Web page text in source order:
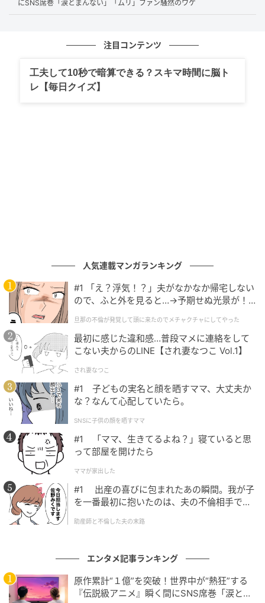
自然と高まり、感情移入が促進されます。
さらに、宮沢賢治作品特有のテーマである“生と死”“別
ニメの世界観の中に丁寧に落とし込まれている点も重
要です。直接的な表現を避けながらも、視聴者に解釈
感情を動かす“余白”の設計
本作が「泣ける」と言われる理由は、単に悲しい展開
があるからではありません。むしろ特徴的なのは、感
情を押し付けない“余白”の存在です。登場人物の行動や
選択は明確に描かれる一方で、その意味や重みについ
ては視聴者自身に委ねられています。
これにより、視聴者は自分の経験や記憶と物語を重ね
合わせやすくなり、結果として感情の深い部分が揺さ
ぶられます。特に“願い”というテーマは普遍的でありな
がら個人的でもあるため、それぞれの人生観によって
受け取り方が変化する点が、評価の高さにつながって
います。
また、子ども向け作品としての優しさを保ちながら、
大人にも通じるテーマを内包している点も見逃せませ
ん。これは長寿シリーズである『おじゃる丸』が築い
り、単発作品では到達しにくい完成度といえるでしょ
う。
にSNS席巻「涙とまんない」「ムリ」ファン騒然のワケ
注目コンテンツ
工夫して10秒で暗算できる？スキマ時間に脳ト
レ【毎日クイズ】
人気連載マンガランキング
#1 「え？浮気！？」夫がなかなか帰宅しない
ので、ふと外を見ると…→予期せぬ光景が！
クチャにしてやった
旦那の不倫が発覚して頭に来たのでメチャクチャにしてやった
最初に感じた違和感…普段マメに連絡をして
こない夫からのLINE【され妻なつこ Vol.1】
され妻なつこ
#1 子どもの実名と顔を晒すママ、大丈夫か
な？なんて心配していたら。
SNSに子供の顔を晒すママ
#1 「ママ、生きてるよね？」寝ていると思
って部屋を開けたら
ママが家出した
#1 出産の喜びに包まれたあの瞬間。我が子
を一番最初に抱いたのは、夫の不倫相手でし
助産師と不倫した夫の末路
エンタメ記事ランキング
原作累計“１億”を突破！世界中が“熱狂”する
『伝説級アニメ』瞬く間にSNS席巻「涙とま